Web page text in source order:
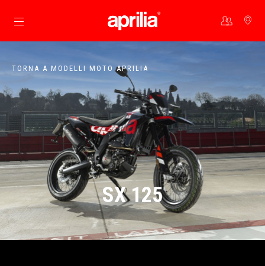
Vai al contenuto principale
TORNA A MODELLI MOTO APRILIA
SX 125